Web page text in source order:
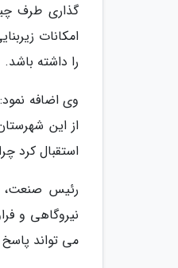
گذاری طرف
امکانات
را داشته باشد.
وی اضافه
استقبال کرد
رئیس صنعت،
نیروگاهی و
می تواند